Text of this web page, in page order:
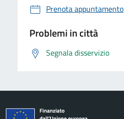
Prenota appuntamento
Problemi in città
Segnala disservizio